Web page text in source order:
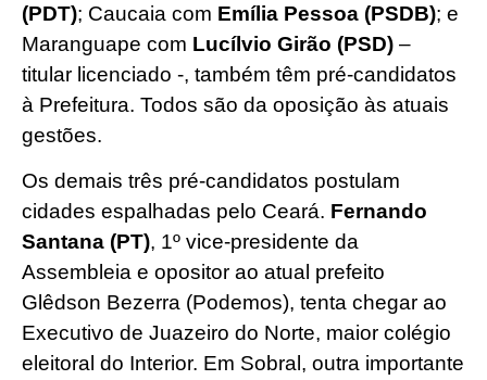
(PDT); Caucaia com Emília Pessoa (PSDB); e
Maranguape com Lucílvio Girão (PSD) –
titular licenciado -, também têm pré-candidatos
à Prefeitura. Todos são da oposição às atuais
gestões.
Os demais três pré-candidatos postulam
cidades espalhadas pelo Ceará. Fernando
Santana (PT), 1º vice-presidente da
Assembleia e opositor ao atual prefeito
Glêdson Bezerra (Podemos), tenta chegar ao
Executivo de Juazeiro do Norte, maior colégio
eleitoral do Interior. Em Sobral, outra importante